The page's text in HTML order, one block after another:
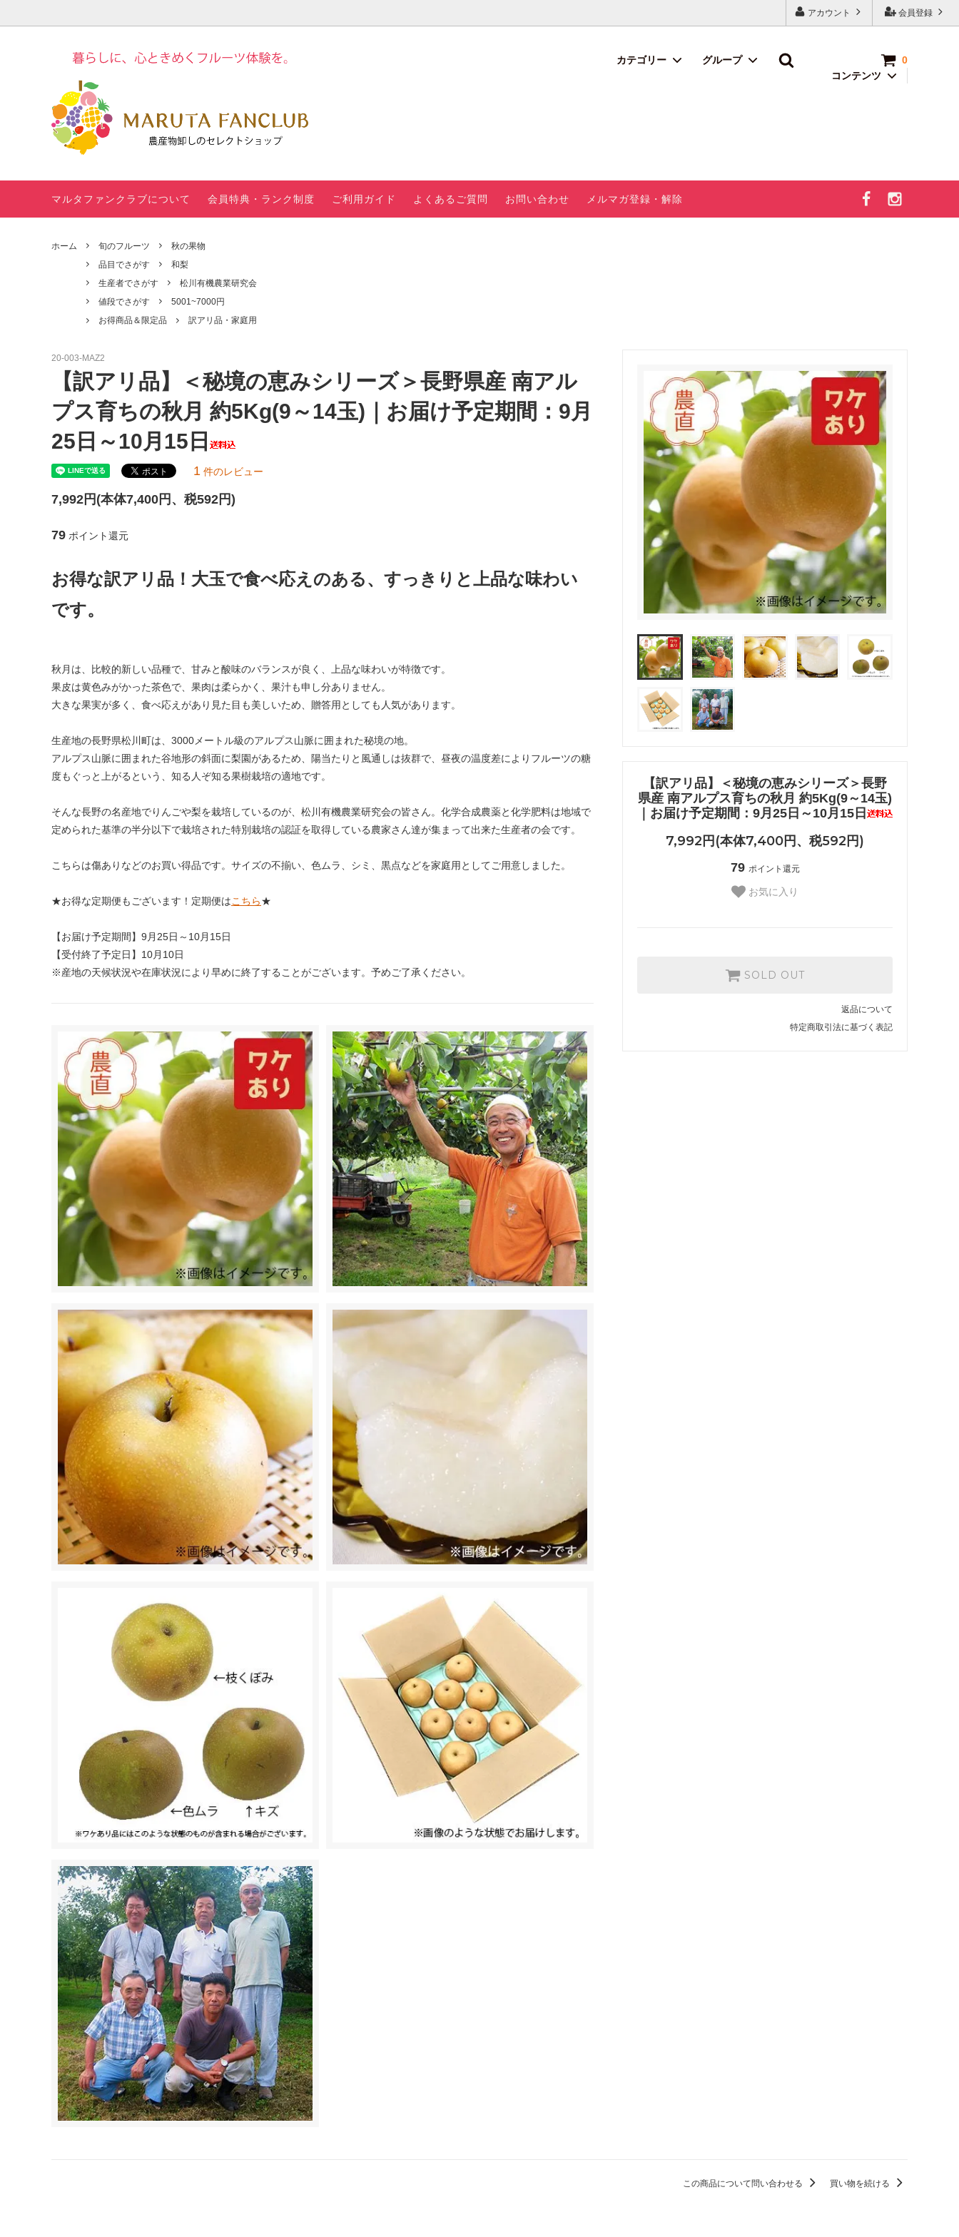
会員登録
アカウント
0
カテゴリー
旬のフルーツ
モグラ堆肥
グループ
品目でさがす
す
ギフト
コンテンツ
甘夏ドレッシ
ングの使い方
100種類以
のレシピ」
WEBチラシ
のフルーツギ
【重要】商品
価格の表記方
法 変更のお知
マルタファンクラブについて 会員特典・ランク制度 ご利用ガイド よくあるご質問 お問い合わせ メルマガ登録・解除
ホーム 旬のフルーツ
秋の果物
品目でさがす
和梨
生産者でさがす
松川有機農業研究会
値段でさがす
5001~7000円
お得商品＆限定品
訳アリ品・家庭用
【訳アリ品】＜秘境の恵みシリーズ＞長野
県産 南アルプス育ちの秋月 約5Kg(9～14玉)
｜お届け予定期間：9月25日～10月15日
7,992円(本体7,400円、税592円)
79 ポイント還元
お気に入り
SOLD OUT
返品について
特定商取引法に基づく表記
20-003-MAZ2
【訳アリ品】＜秘境の恵みシリーズ＞長野県産 南アル
プス育ちの秋月 約5Kg(9～14玉)｜お届け予定期間：9月
25日～10月15日
1 件のレビュー
7,992円(本体7,400円、税592円)
79 ポイント還元
お得な訳アリ品！大玉で食べ応えのある、すっきりと上品な味わい
です。
秋月は、比較的新しい品種で、甘みと酸味のバランスが良く、上品な味わいが特徴です。
果皮は黄色みがかった茶色で、果肉は柔らかく、果汁も申し分ありません。
大きな果実が多く、食べ応えがあり見た目も美しいため、贈答用としても人気があります。
生産地の長野県松川町は、3000メートル級のアルプス山脈に囲まれた秘境の地。
アルプス山脈に囲まれた谷地形の斜面に梨園があるため、陽当たりと風通しは抜群で、昼夜の温度差によりフルーツの糖
度もぐっと上がるという、知る人ぞ知る果樹栽培の適地です。
そんな長野の名産地でりんごや梨を栽培しているのが、松川有機農業研究会の皆さん。化学合成農薬と化学肥料は地域で
定められた基準の半分以下で栽培された特別栽培の認証を取得している農家さん達が集まって出来た生産者の会です。
こちらは傷ありなどのお買い得品です。サイズの不揃い、色ムラ、シミ、黒点などを家庭用としてご用意しました。
★お得な定期便もございます！定期便はこちら★
【お届け予定期間】9月25日～10月15日
【受付終了予定日】10月10日
※産地の天候状況や在庫状況により早めに終了することがございます。予めご了承ください。
この商品について問い合わせる 買い物を続ける